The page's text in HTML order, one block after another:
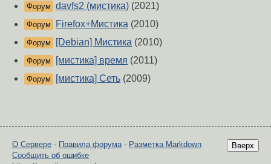
Форум davfs2 (мистика) (2021)
Форум Firefox+Мистика (2010)
Форум [Debian] Мистика (2010)
Форум [мистика] время (2011)
Форум [мистика] Сеть (2009)
Вверх
О Сервере - Правила форума- Разметка Markdown
Сообщить об ошибке